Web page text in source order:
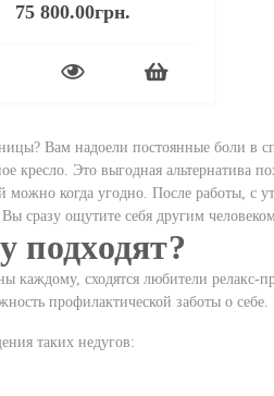
75 800.00грн.
Вам надоели постоянные боли в
Это выгодная альтернатива
можно когда угодно. После работы, с
сразу ощутите себя другим
подходят?
каждому, сходятся любители релакс-
профилактической заботы о себе.
таких недугов: